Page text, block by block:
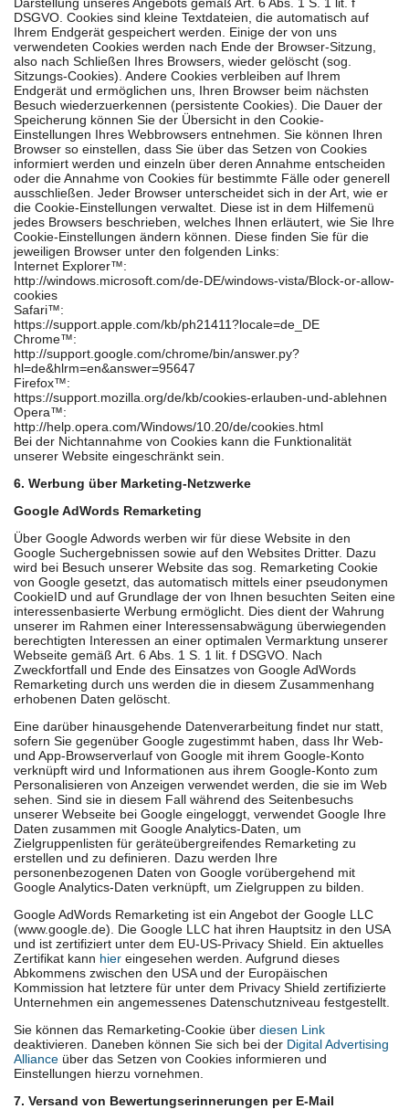
DSGVO. Cookies sind kleine Textdateien, die automatisch auf
Ihrem Endgerät gespeichert werden. Einige der von uns
verwendeten Cookies werden nach Ende der Browser-Sitzung,
also nach Schließen Ihres Browsers, wieder gelöscht (sog.
Sitzungs-Cookies). Andere Cookies verbleiben auf Ihrem
Endgerät und ermöglichen uns, Ihren Browser beim nächsten
Besuch wiederzuerkennen (persistente Cookies). Die Dauer der
Speicherung können Sie der Übersicht in den Cookie-
Einstellungen Ihres Webbrowsers entnehmen. Sie können Ihren
Browser so einstellen, dass Sie über das Setzen von Cookies
informiert werden und einzeln über deren Annahme entscheiden
oder die Annahme von Cookies für bestimmte Fälle oder generell
ausschließen. Jeder Browser unterscheidet sich in der Art, wie er
die Cookie-Einstellungen verwaltet. Diese ist in dem Hilfemenü
jedes Browsers beschrieben, welches Ihnen erläutert, wie Sie Ihre
Cookie-Einstellungen ändern können. Diese finden Sie für die
jeweiligen Browser unter den folgenden Links:
Internet Explorer™:
http://windows.microsoft.com/de-DE/windows-vista/Block-or-allow-
cookies
Safari™:
https://support.apple.com/kb/ph21411?locale=de_DE
Chrome™:
http://support.google.com/chrome/bin/answer.py?
hl=de&hlrm=en&answer=95647
Firefox™:
https://support.mozilla.org/de/kb/cookies-erlauben-und-ablehnen
Opera™:
http://help.opera.com/Windows/10.20/de/cookies.html
Bei der Nichtannahme von Cookies kann die Funktionalität
unserer Website eingeschränkt sein.
6. Werbung über Marketing-Netzwerke
Google AdWords Remarketing
Über Google Adwords werben wir für diese Website in den
Google Suchergebnissen sowie auf den Websites Dritter. Dazu
wird bei Besuch unserer Website das sog. Remarketing Cookie
von Google gesetzt, das automatisch mittels einer pseudonymen
CookieID und auf Grundlage der von Ihnen besuchten Seiten eine
interessenbasierte Werbung ermöglicht. Dies dient der Wahrung
unserer im Rahmen einer Interessensabwägung überwiegenden
berechtigten Interessen an einer optimalen Vermarktung unserer
Webseite gemäß Art. 6 Abs. 1 S. 1 lit. f DSGVO. Nach
Zweckfortfall und Ende des Einsatzes von Google AdWords
Remarketing durch uns werden die in diesem Zusammenhang
erhobenen Daten gelöscht.
Eine darüber hinausgehende Datenverarbeitung findet nur statt,
sofern Sie gegenüber Google zugestimmt haben, dass Ihr Web-
und App-Browserverlauf von Google mit ihrem Google-Konto
verknüpft wird und Informationen aus ihrem Google-Konto zum
Personalisieren von Anzeigen verwendet werden, die sie im Web
sehen. Sind sie in diesem Fall während des Seitenbesuchs
unserer Webseite bei Google eingeloggt, verwendet Google Ihre
Daten zusammen mit Google Analytics-Daten, um
Zielgruppenlisten für geräteübergreifendes Remarketing zu
erstellen und zu definieren. Dazu werden Ihre
personenbezogenen Daten von Google vorübergehend mit
Google Analytics-Daten verknüpft, um Zielgruppen zu bilden.
Google AdWords Remarketing ist ein Angebot der Google LLC
(www.google.de). Die Google LLC hat ihren Hauptsitz in den USA
und ist zertifiziert unter dem EU-US-Privacy Shield. Ein aktuelles
Zertifikat kann hier eingesehen werden. Aufgrund dieses
Abkommens zwischen den USA und der Europäischen
Kommission hat letztere für unter dem Privacy Shield zertifizierte
Unternehmen ein angemessenes Datenschutzniveau festgestellt.
Sie können das Remarketing-Cookie über diesen Link
deaktivieren. Daneben können Sie sich bei der Digital Advertising
Alliance über das Setzen von Cookies informieren und
Einstellungen hierzu vornehmen.
7. Versand von Bewertungserinnerungen per E-Mail